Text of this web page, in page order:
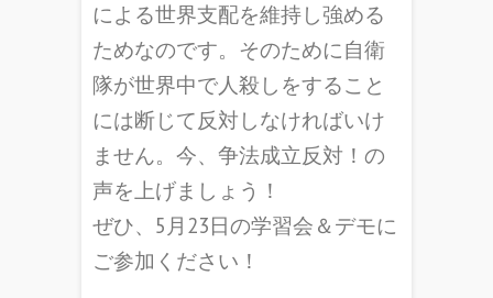
による世界支配を維持し強める
ためなのです。そのために自衛
隊が世界中で人殺しをすること
には断じて反対しなければいけ
ません。今、争法成立反対！の
声を上げましょう！
ぜひ、5月23日の学習会＆デモに
ご参加ください！